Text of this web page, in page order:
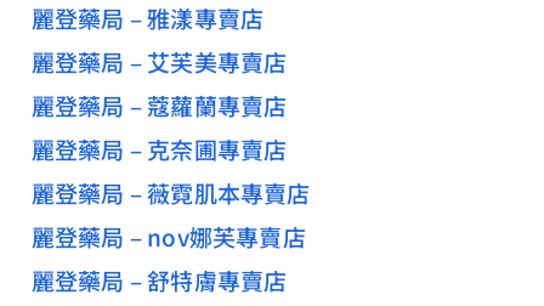
麗登藥局 – 雅漾專賣店
麗登藥局 – 艾芙美專賣店
麗登藥局 – 蔻蘿蘭專賣店
麗登藥局 – 克奈圃專賣店
麗登藥局 – 薇霓肌本專賣店
麗登藥局 – nov娜芙專賣店
麗登藥局 – 舒特膚專賣店